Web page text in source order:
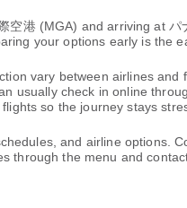
港 (MGA) and arriving at パ
your options early is the
vary between airlines
usually check in online
so the journey stays
and airline options.
the menu and